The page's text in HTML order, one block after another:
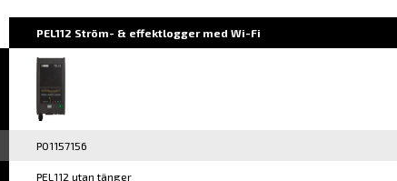
PEL112 Ström- & effektlogger med Wi-Fi
P01157156
PEL112 utan tänger